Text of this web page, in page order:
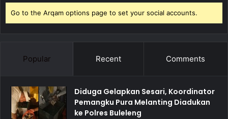
Go to the Arqam options page to set your social accounts.
Popular Recent Comments
Diduga Gelapkan Sesari, Koordinator
Pemangku Pura Melanting Diadukan
ke Polres Buleleng